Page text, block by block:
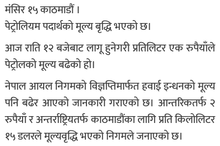
मंसिर १५ काठमाडौं ।
पेट्रोलियम पदार्थको मूल्य बृद्धि भएको छ।
आज राति १२ बजेबाट लागू हुनेगरी प्रतिलिटर एक रुपैयाँले
पेट्रोलको मूल्य बढेको हो।
नेपाल आयल निगमको विज्ञप्तिमार्फत हवाई इन्धनको मूल्य
पनि बढेर आएको जानकारी गराएको छ। आन्तरिकतर्फ २
रुपैयाँ र अन्तर्राष्ट्रियतर्फ काठमाडौंका लागि प्रति किलोलिटर
१५ डलरले मूल्यवृद्धि भएको निगमले जनाएको छ।